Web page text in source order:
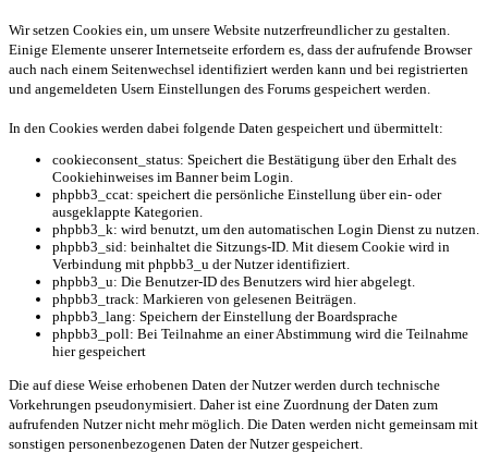
Wir setzen Cookies ein, um unsere Website nutzerfreundlicher zu gestalten.
Einige Elemente unserer Internetseite erfordern es, dass der aufrufende Browser
auch nach einem Seitenwechsel identifiziert werden kann und bei registrierten
und angemeldeten Usern Einstellungen des Forums gespeichert werden.
In den Cookies werden dabei folgende Daten gespeichert und übermittelt:
cookieconsent_status: Speichert die Bestätigung über den Erhalt des
Cookiehinweises im Banner beim Login.
phpbb3_ccat: speichert die persönliche Einstellung über ein- oder
ausgeklappte Kategorien.
phpbb3_k: wird benutzt, um den automatischen Login Dienst zu nutzen.
phpbb3_sid: beinhaltet die Sitzungs-ID. Mit diesem Cookie wird in
Verbindung mit phpbb3_u der Nutzer identifiziert.
phpbb3_u: Die Benutzer-ID des Benutzers wird hier abgelegt.
phpbb3_track: Markieren von gelesenen Beiträgen.
phpbb3_lang: Speichern der Einstellung der Boardsprache
phpbb3_poll: Bei Teilnahme an einer Abstimmung wird die Teilnahme
hier gespeichert
Die auf diese Weise erhobenen Daten der Nutzer werden durch technische
Vorkehrungen pseudonymisiert. Daher ist eine Zuordnung der Daten zum
aufrufenden Nutzer nicht mehr möglich. Die Daten werden nicht gemeinsam mit
sonstigen personenbezogenen Daten der Nutzer gespeichert.